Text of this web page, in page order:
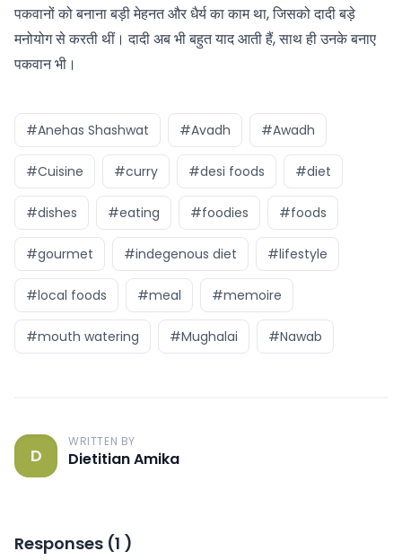
पकवानों को बनाना बड़ी मेहनत और धैर्य का काम था, जिसको दादी बड़े
मनोयोग से करती थीं। दादी अब भी बहुत याद आती हैं, साथ ही उनके बनाए
पकवान भी।
#Anehas Shashwat #Avadh #Awadh
#Cuisine #curry #desi foods #diet
#dishes #eating #foodies #foods
#gourmet #indegenous diet #lifestyle
#local foods #meal #memoire
#mouth watering #Mughalai #Nawab
D
WRITTEN BY
Dietitian Amika
Responses (1 )